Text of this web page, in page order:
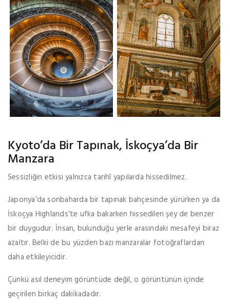
Kyoto’da Bir Tapınak, İskoçya’da Bir
Manzara
Sessizliğin etkisi yalnızca tarihî yapılarda hissedilmez.
Japonya’da sonbaharda bir tapınak bahçesinde yürürken ya da
İskoçya Highlands’te ufka bakarken hissedilen şey de benzer
bir duygudur. İnsan, bulunduğu yerle arasındaki mesafeyi biraz
azaltır. Belki de bu yüzden bazı manzaralar fotoğraflardan
daha etkileyicidir.
Çünkü asıl deneyim görüntüde değil, o görüntünün içinde
geçirilen birkaç dakikadadır.